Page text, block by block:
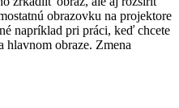
obrazovku na projektore
napríklad pri práci, keď chcete
hlavnom obraze. Zmena